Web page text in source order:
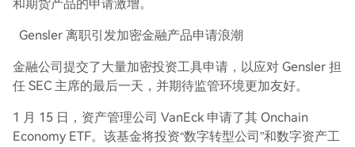
和期货产品的申请激增。
Gensler 离职引发加密金融产品申请浪潮
金融公司提交了大量加密投资工具申请，以应对 Gensler 担
任 SEC 主席的最后一天，并期待监管环境更加友好。
1 月 15 日，资产管理公司 VanEck 申请了其 Onchain
Economy ETF。该基金将投资“数字转型公司”和数字资产工